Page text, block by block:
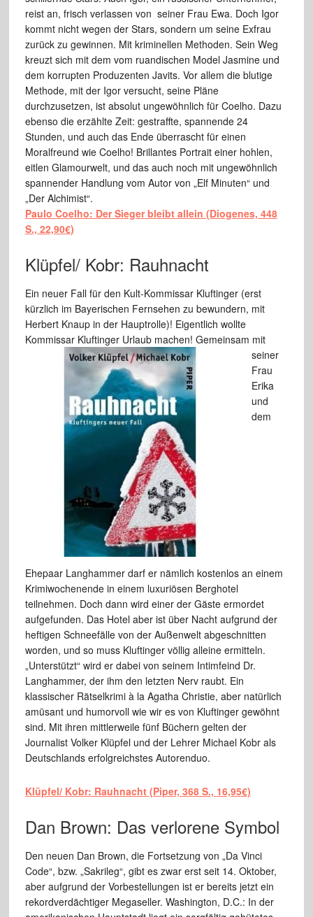
reist an, frisch verlassen von seiner Frau Ewa. Doch Igor
kommt nicht wegen der Stars, sondern um seine Exfrau
zurück zu gewinnen. Mit kriminellen Methoden. Sein Weg
kreuzt sich mit dem vom ruandischen Model Jasmine und
dem korrupten Produzenten Javits. Vor allem die blutige
Methode, mit der Igor versucht, seine Pläne
durchzusetzen, ist absolut ungewöhnlich für Coelho. Dazu
ebenso die erzählte Zeit: gestraffte, spannende 24
Stunden, und auch das Ende überrascht für einen
Moralfreund wie Coelho! Brillantes Portrait einer hohlen,
eitlen Glamourwelt, und das auch noch mit ungewöhnlich
spannender Handlung vom Autor von „Elf Minuten“ und
„Der Alchimist“.
Paulo Coelho: Der Sieger bleibt allein (Diogenes, 448
S., 22,90€)
Klüpfel/ Kobr: Rauhnacht
Ein neuer Fall für den Kult-Kommissar Kluftinger (erst
kürzlich im Bayerischen Fernsehen zu bewundern, mit
Herbert Knaup in der Hauptrolle)! Eigentlich wollte
Kommissar KluftingerUrlaub machen! Gemeinsam mit
seiner
Frau
Erika
und
dem
Ehepaar Langhammer darf er nämlich kostenlos an einem
Krimiwochenende in einem luxuriösen Berghotel
teilnehmen. Doch dann wird einer der Gäste ermordet
aufgefunden. Das Hotel aber ist über Nacht aufgrund der
heftigen Schneefälle von der Außenwelt abgeschnitten
worden, und so muss Kluftinger völlig alleine ermitteln.
„Unterstützt“ wird er dabei von seinem Intimfeind Dr.
Langhammer, der ihm den letzten Nerv raubt. Ein
klassischer Rätselkrimi à la Agatha Christie, aber natürlich
amüsant und humorvoll wie wir es von Kluftinger gewöhnt
sind. Mit ihren mittlerweile fünf Büchern gelten der
Journalist Volker Klüpfel und der Lehrer Michael Kobr als
Deutschlands erfolgreichstes Autorenduo.
Klüpfel/ Kobr: Rauhnacht (Piper, 368 S., 16,95€)
Dan Brown: Das verlorene Symbol
Den neuen Dan Brown, die Fortsetzung von „Da Vinci
Code“, bzw. „Sakrileg“, gibt es zwar erst seit 14. Oktober,
aber aufgrund der Vorbestellungen ist er bereits jetzt ein
rekordverdächtiger Megaseller. Washington, D.C.: In der